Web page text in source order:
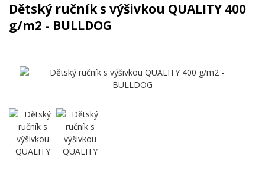
Dětský ručník s výšivkou QUALITY 400
g/m2 - BULLDOG